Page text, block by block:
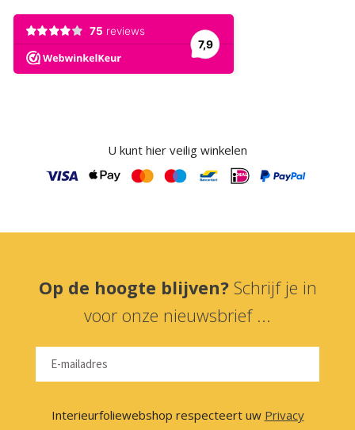
U kunt hier veilig winkelen
Op de hoogte blijven? Schrijf je in
voor onze nieuwsbrief ...
Interieurfoliewebshop respecteert uw Privacy